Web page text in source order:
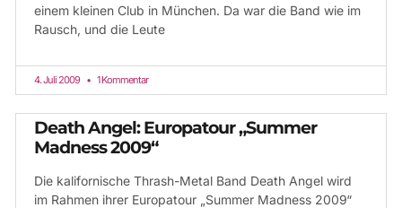
einem kleinen Club in München. Da war die Band wie im
Rausch, und die Leute
4. Juli 2009 1 Kommentar
Death Angel: Europatour „Summer
Madness 2009“
Die kalifornische Thrash-Metal Band Death Angel wird
im Rahmen ihrer Europatour „Summer Madness 2009“